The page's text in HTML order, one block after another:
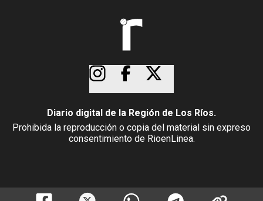
Diario digital de la Región de Los Ríos.
Prohibida la reproducción o copia del material sin expreso
consentimiento de RioenLinea.